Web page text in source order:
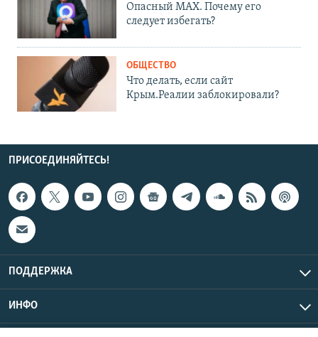
Опасный MAX. Почему его
следует избегать?
ОБЩЕСТВО
Что делать, если сайт
Крым.Реалии заблокировали?
ПРИСОЕДИНЯЙТЕСЬ!
ПОДДЕРЖКА
ИНФО